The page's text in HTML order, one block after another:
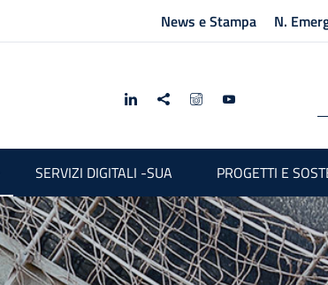
News e Stampa N.
SERVIZI DIGITALI -SUA PROGETTI E